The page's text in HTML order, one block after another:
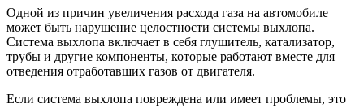
Одной из причин увеличения расхода газа на автомобиле
может быть нарушение целостности системы выхлопа.
Система выхлопа включает в себя глушитель, катализатор,
трубы и другие компоненты, которые работают вместе для
отведения отработавших газов от двигателя.
Если система выхлопа повреждена или имеет проблемы, это